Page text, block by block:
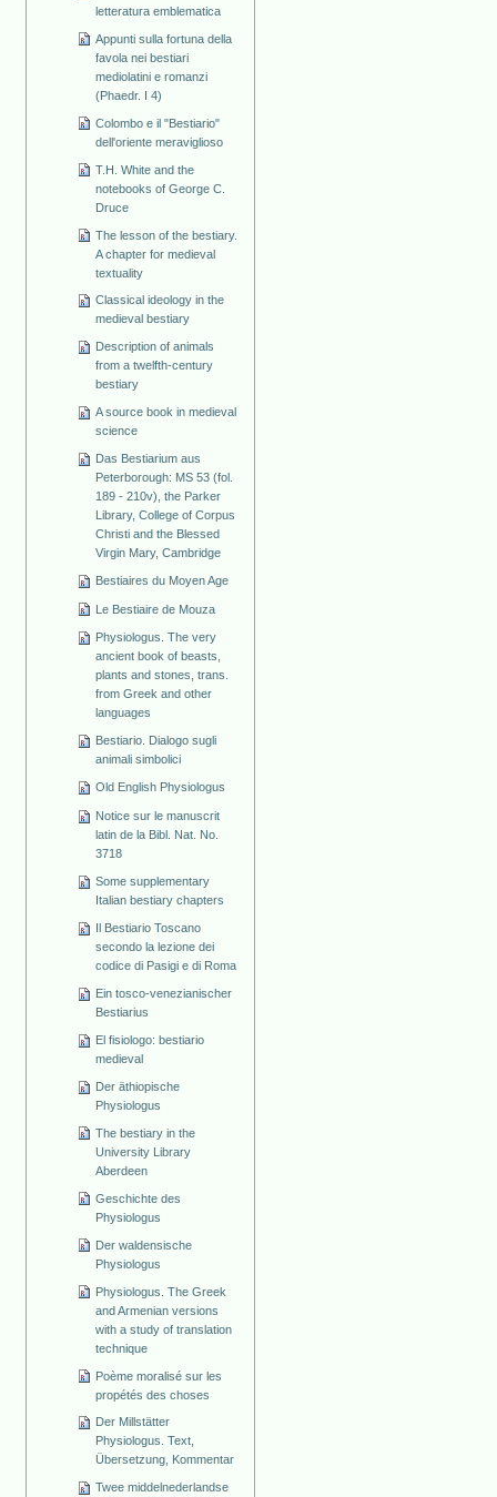
letteratura emblematica
Appunti sulla fortuna della
favola nei bestiari
mediolatini e romanzi
(Phaedr. I 4)
Colombo e il "Bestiario"
dell'oriente meraviglioso
T.H. White and the
notebooks of George C.
Druce
The lesson of the bestiary.
A chapter for medieval
textuality
Classical ideology in the
medieval bestiary
Description of animals
from a twelfth-century
bestiary
A source book in medieval
science
Das Bestiarium aus
Peterborough: MS 53 (fol.
189 - 210v), the Parker
Library, College of Corpus
Christi and the Blessed
Virgin Mary, Cambridge
Bestiaires du Moyen Age
Le Bestiaire de Mouza
Physiologus. The very
ancient book of beasts,
plants and stones, trans.
from Greek and other
languages
Bestiario. Dialogo sugli
animali simbolici
Old English Physiologus
Notice sur le manuscrit
latin de la Bibl. Nat. No.
3718
Some supplementary
Italian bestiary chapters
Il Bestiario Toscano
secondo la lezione dei
codice di Pasigi e di Roma
Ein tosco-venezianischer
Bestiarius
El fisiologo: bestiario
medieval
Der äthiopische
Physiologus
The bestiary in the
University Library
Aberdeen
Geschichte des
Physiologus
Der waldensische
Physiologus
Physiologus. The Greek
and Armenian versions
with a study of translation
technique
Poème moralisé sur les
propétés des choses
Der Millstätter
Physiologus. Text,
Übersetzung, Kommentar
Twee middelnederlandse